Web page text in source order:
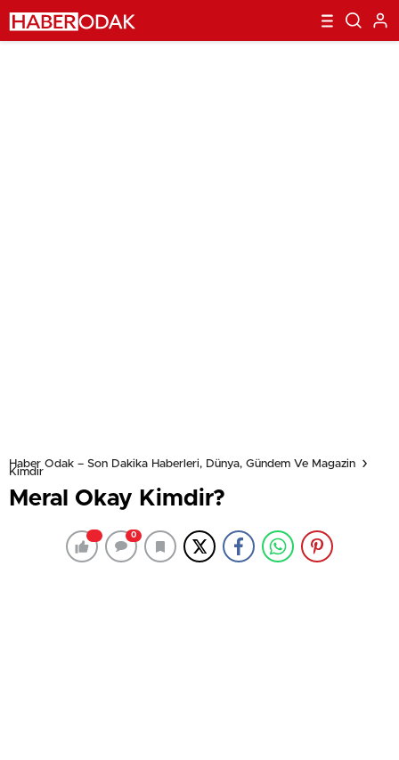
Haber Odak – Son Dakika Haberleri, Dünya, Gündem Ve Magazin
Kimdir
Meral Okay Kimdir?
0